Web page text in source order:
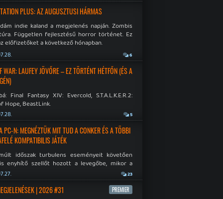
PLUS: AZ AUGUSZTUSI HÁRMAS
indie kaland a megjelenés napján. Zombis
Független fejlesztésű horror történet. Ez
előfizetőket a következő hónapban.
6
WAR: LAUFEY JÖVŐRE – EZ TÖRTÉNT HÉTFŐN (ÉS A
Final Fantasy XIV: Evercold, S.T.A.L.K.E.R.2:
Hope, BeastLink.
5
PC-N: MEGNÉZTÜK MIT TUD A CONKER ÉS A TÖBBI
KOMPATIBILIS JÁTÉK
időszak turbulens eseményeit követően
enyhítő szellőt hozott a levegőbe, mikor a
bejelentette, hogy PC-re is kiterjesztik az
visszafelé kompatibilitást. Lássuk,
jutottak...
23
| 2026 #31 PREMIER